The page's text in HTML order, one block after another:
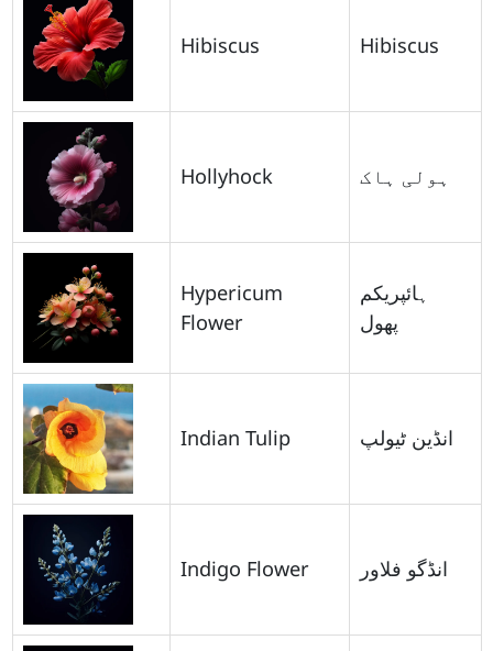
Hibiscus Hibiscus
Hollyhock ہولی ہاک
Hypericum
Flower
ہائپریکم
پھول
Indian Tulip انڈین ٹیولپ
Indigo Flower انڈگو فلاور